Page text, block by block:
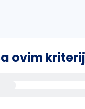
ovim